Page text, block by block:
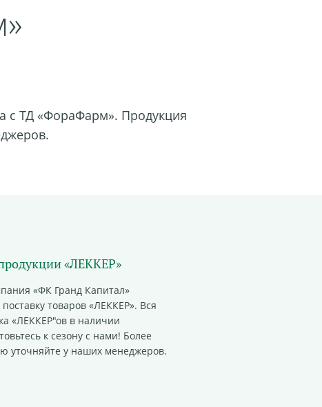
с ТД «ФораФарм». Продукция
«ЛЕККЕР»
«ФК Гранд Капитал»
товаров «ЛЕККЕР». Вся
«ЛЕККЕР"ов в наличии
к сезону с нами! Более
уточняйте у наших менеджеров.